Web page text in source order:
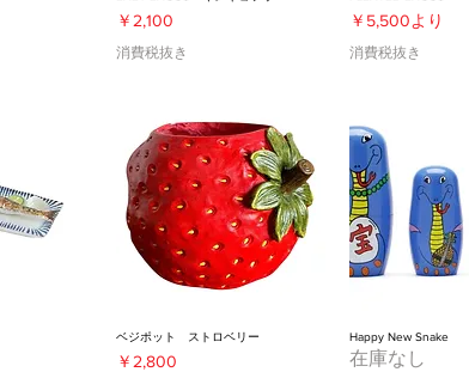
価格
￥2,100
消費税抜き
￥5,500より
セール価格
消費税抜き
ベジポット ストロベリー
価格
￥2,800
Happy New Snake
在庫なし